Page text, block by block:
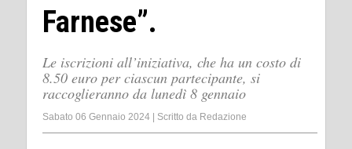
Farnese”.
Le iscrizioni all’iniziativa, che ha un costo di
8.50 euro per ciascun partecipante, si
raccoglieranno da lunedì 8 gennaio
Sabato 06 Gennaio 2024 Scritto da Redazione